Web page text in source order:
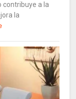
contribuye a la
la